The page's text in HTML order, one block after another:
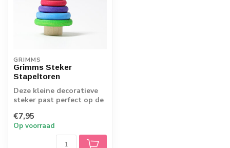
GRIMMS
Grimms Steker
Stapeltoren
Deze kleine decoratieve
steker past perfect op de
ring. Z...
€7,95
Op voorraad